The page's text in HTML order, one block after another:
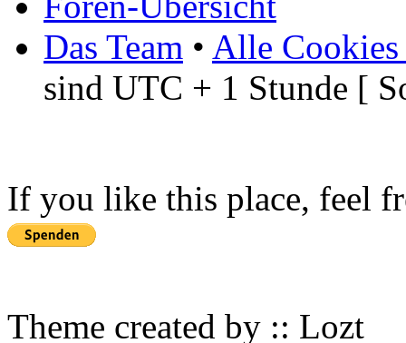
Das Team • Alle Cookies
sind UTC + 1 Stunde [
If you like this place, feel
Theme created by :: Lozt